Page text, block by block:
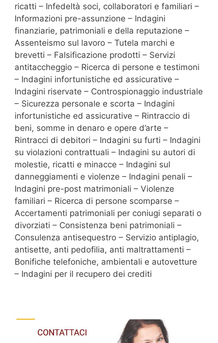
ricatti – Infedeltà soci, collaboratori e familiari –
Informazioni pre-assunzione – Indagini
finanziarie, patrimoniali e della reputazione –
Assenteismo sul lavoro – Tutela marchi e
brevetti – Falsificazione prodotti – Servizi
antitaccheggio – Ricerca di persone e testimoni
– Indagini infortunistiche ed assicurative –
Indagini riservate – Controspionaggio industriale
– Sicurezza personale e scorta – Indagini
infortunistiche ed assicurative – Rintraccio di
beni, somme in denaro e opere d’arte –
Rintracci di debitori – Indagini su furti – Indagini
su violazioni contrattuali – Indagini su autori di
molestie, ricatti e minacce – Indagini sul
danneggiamenti e violenze – Indagini penali –
Indagini pre-post matrimoniali – Violenze
familiari – Ricerca di persone scomparse –
Accertamenti patrimoniali per coniugi separati o
divorziati – Consistenza beni patrimoniali –
Consulenza antisequestro – Servizio antiplagio,
antisette, anti pedofilia, anti maltrattamenti –
Bonifiche telefoniche, ambientali e autovetture
– Indagini per il recupero dei crediti